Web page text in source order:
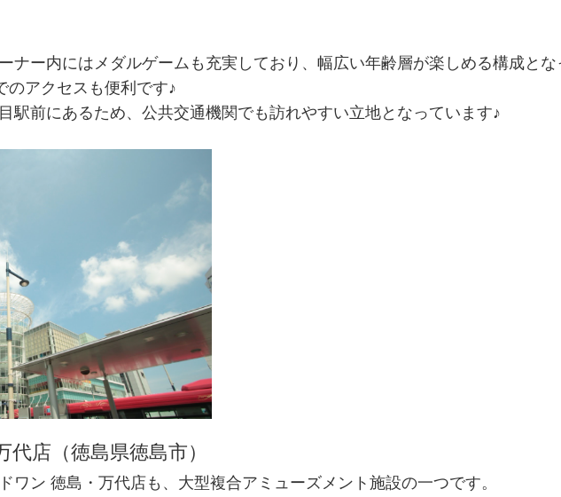
ナー内にはメダルゲームも充実しており、幅広い年齢層が楽しめる構成とな
のアクセスも便利です♪
駅前にあるため、公共交通機関でも訪れやすい立地となっています♪
店（徳島県徳島市）
ワン 徳島・万代店も、大型複合アミューズメント施設の一つです。